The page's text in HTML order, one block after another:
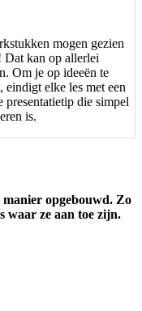
mogen gezien
Dat kan op allerlei
Om je op ideeën te
eindigt elke les met een
presentatietip die simpel
is.
manier opgebouwd. Zo
waar ze aan toe zijn.